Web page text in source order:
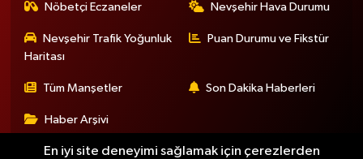
Nöbetçi Eczaneler Nevşehir Hava Durumu
Nevşehir Trafik Yoğunluk
Haritası
Puan Durumu ve Fikstür
Tüm Manşetler Son Dakika Haberleri
Haber Arşivi
En iyi site deneyimi sağlamak için çerezlerden